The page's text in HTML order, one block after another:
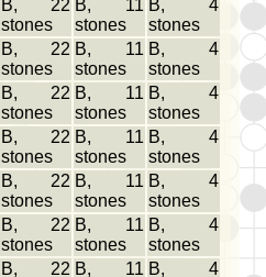
B, 22
stones
B, 11
stones
B, 4
stones
B, 22
stones
B, 11
stones
B, 4
stones
B, 22
stones
B, 11
stones
B, 4
stones
B, 22
stones
B, 11
stones
B, 4
stones
B, 22
stones
B, 11
stones
B, 4
stones
B, 22
stones
B, 11
stones
B, 4
stones
B, 22 B, 11 B, 4